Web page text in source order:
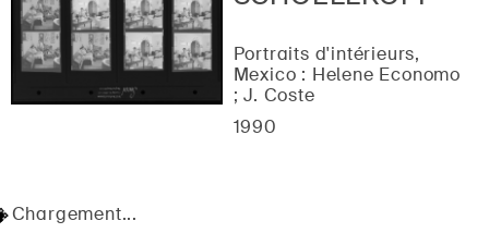
Portraits d'intérieurs,
Mexico : Helene Economo
; J. Coste
1990
Chargement...